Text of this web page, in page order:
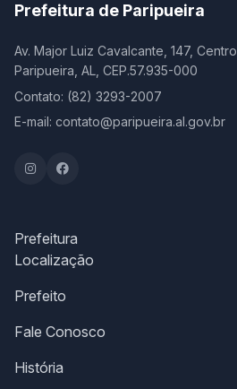
Prefeitura de Paripueira
Av. Major Luiz Cavalcante, 147, Centro,
Paripueira, AL, CEP.57.935-000
Contato: (82) 3293-2007
E-mail: contato@paripueira.al.gov.br
Prefeitura
Localização
Prefeito
Fale Conosco
História